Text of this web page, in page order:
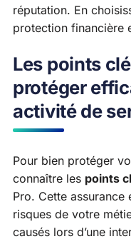
réputation. En
protection financière
Les points
protéger
activité de
Pour bien protéger
connaître les points
Pro. Cette
risques de votre
causés lors d’une